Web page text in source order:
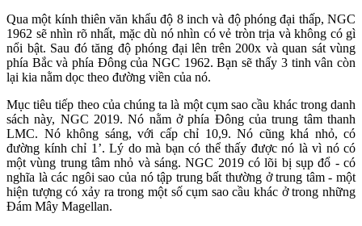
Qua một kính thiên văn khẩu độ 8 inch và độ phóng đại thấp, NGC
1962 sẽ nhìn rõ nhất, mặc dù nó nhìn có vẻ tròn trịa và không có gì
nổi bật. Sau đó tăng độ phóng đại lên trên 200x và quan sát vùng
phía Bắc và phía Đông của NGC 1962. Bạn sẽ thấy 3 tinh vân còn
lại kia nằm dọc theo đường viền của nó.
Mục tiêu tiếp theo của chúng ta là một cụm sao cầu khác trong danh
sách này, NGC 2019. Nó nằm ở phía Đông của trung tâm thanh
LMC. Nó không sáng, với cấp chỉ 10,9. Nó cũng khá nhỏ, có
đường kính chỉ 1’. Lý do mà bạn có thể thấy được nó là vì nó có
một vùng trung tâm nhỏ và sáng. NGC 2019 có lõi bị sụp đổ - có
nghĩa là các ngôi sao của nó tập trung bất thường ở trung tâm - một
hiện tượng có xảy ra trong một số cụm sao cầu khác ở trong những
Đám Mây Magellan.